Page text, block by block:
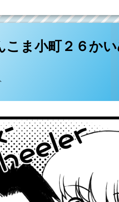
ま小町２６か
3月13日
: